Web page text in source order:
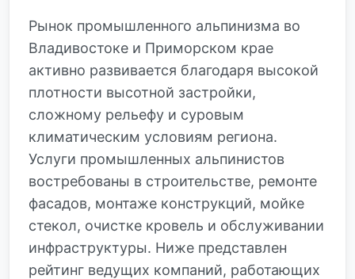
Рынок промышленного альпинизма во
Владивостоке и Приморском крае
активно развивается благодаря высокой
плотности высотной застройки,
сложному рельефу и суровым
климатическим условиям региона.
Услуги промышленных альпинистов
востребованы в строительстве, ремонте
фасадов, монтаже конструкций, мойке
стекол, очистке кровель и обслуживании
инфраструктуры. Ниже представлен
рейтинг ведущих компаний, работающих